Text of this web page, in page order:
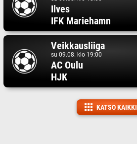
Ilves
IFK Mariehamn
Veikkausliiga
su 09.08. klo 19:00
AC Oulu
HJK
KATSO KAIKKI